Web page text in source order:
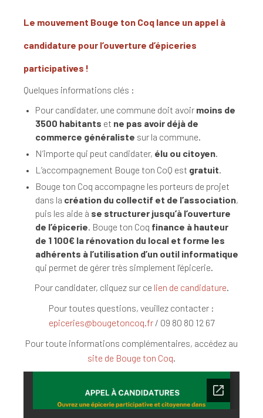
Le mouvement Bouge ton Coq lance un appel à
candidature pour l’ouverture d’épiceries
participatives !
Quelques informations clés :
Pour candidater, une commune doit avoir moins de
3500 habitants et ne pas avoir déjà de
commerce généraliste sur la commune.
N’importe qui peut candidater, élu ou citoyen
L’accompagnement Bouge ton CoQ est gratuit
Bouge ton Coq accompagne les porteurs de projet
dans la création du collectif et de l’association,
puis les aide à se structurer jusqu’à l’ouverture
de l’épicerie . Bouge ton Coq finance à hauteur
de 1 100€ la rénovation du local et forme les
adhérents à l’utilisation d’un outil informatique
qui permet de gérer très simplement l’épicerie.
Pour candidater, cliquez sur ce lien de candidature
Pour toutes questions, veuillez contacter :
epiceries@bougetoncoq.fr / 09 80 80 12 67
Pour toute informations complémentaires, accédez au
site de Bouge ton Coq